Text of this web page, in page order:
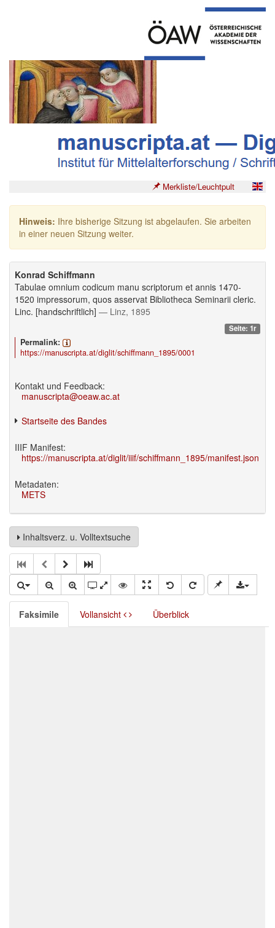
Merkliste/Leuchtpult
Hinweis: Ihre bisherige Sitzung ist abgelaufen. Sie arbeiten
in einer neuen Sitzung weiter.
Konrad Schiffmann
Tabulae omnium codicum manu scriptorum et annis 1470-
1520 impressorum, quos asservat Bibliotheca Seminarii cleric.
Linc. [handschriftlich] — Linz, 1895
Seite: 1r
Permalink:
https://manuscripta.at/diglit/schiffmann_1895/0001
Kontakt und Feedback:
manuscripta@oeaw.ac.at
Startseite des Bandes
IIIF Manifest:
https://manuscripta.at/diglit/iiif/schiffmann_1895/manifest.json
Metadaten:
METS
Inhaltsverz. u. Volltextsuche
Faksimile Vollansicht Überblick